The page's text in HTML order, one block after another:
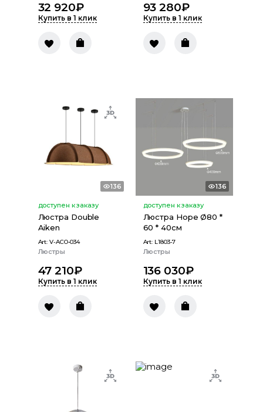
32 920₽
Купить в 1 клик
93 280₽
Купить в 1 клик
136
доступен к заказу
Люстра Double
Aiken
Art: V-ACO-034
Люстры
47 210₽
Купить в 1 клик
136
доступен к заказу
Люстра Hope Ø80 *
60 * 40см
Art: L1803-7
Люстры
136 030₽
Купить в 1 клик